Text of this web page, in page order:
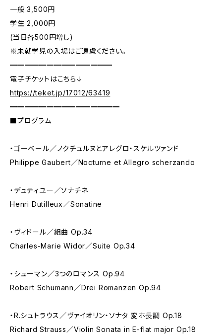
一般 3,500円
学生 2,000円
(当日各500円増し)
※未就学児の入場はご遠慮ください。
━━━━━━━━━━━━━━
電子チケットはこちら↓
https://teket.jp/17012/63419
━━━━━━━━━━━━━━━
■プログラム
・ゴーベール／ノクチュルヌとアレグロ・スケルツァンド
Philippe Gaubert／Nocturne et Allegro scherzando
・デュティユー／ソナチネ
Henri Dutilleux／Sonatine
・ヴィドール／組曲 Op.34
Charles-Marie Widor／Suite Op.34
・シューマン／3つのロマンス Op.94
Robert Schumann／Drei Romanzen Op.94
・R.シュトラウス／ヴァイオリン・ソナタ 変ホ長調 Op.18
Richard Strauss／Violin Sonata in E-flat major Op.18